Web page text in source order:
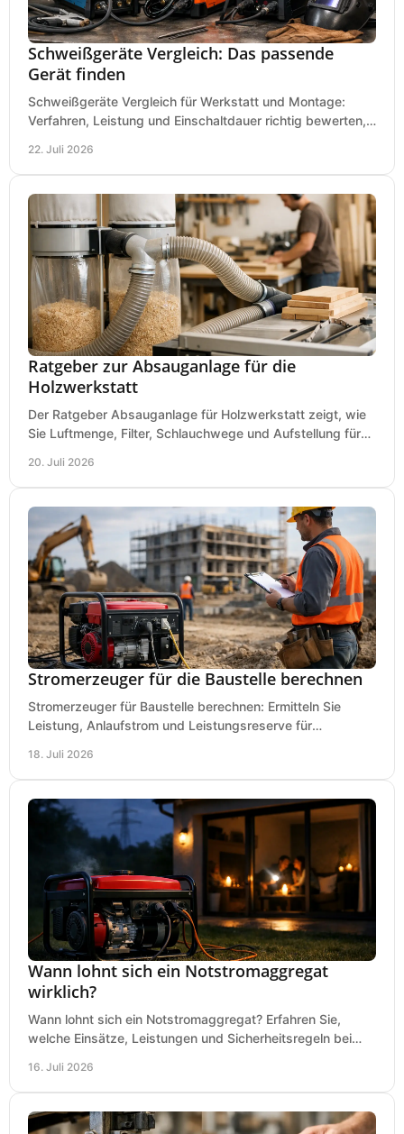
Schweißgeräte Vergleich: Das passende
Gerät finden
Schweißgeräte Vergleich für Werkstatt und Montage:
Verfahren, Leistung und Einschaltdauer richtig bewerten,
22. Juli 2026
Ratgeber zur Absauganlage für die
Holzwerkstatt
Der Ratgeber Absauganlage für Holzwerkstatt zeigt, wie
Sie Luftmenge, Filter, Schlauchwege und Aufstellung für
20. Juli 2026
Stromerzeuger für die Baustelle berechnen
Stromerzeuger für Baustelle berechnen: Ermitteln Sie
Leistung, Anlaufstrom und Leistungsreserve für
18. Juli 2026
Wann lohnt sich ein Notstromaggregat
wirklich?
Wann lohnt sich ein Notstromaggregat? Erfahren Sie,
welche Einsätze, Leistungen und Sicherheitsregeln bei
16. Juli 2026